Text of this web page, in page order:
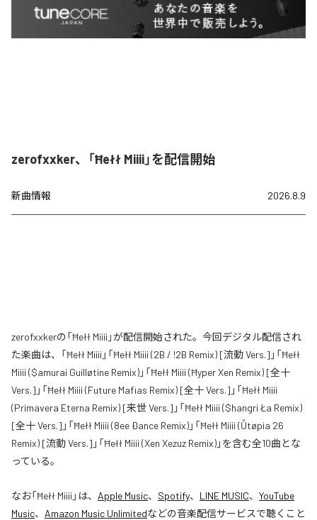
zerofxxker、「Ħełł Miiii」を配信開始
新曲情報 2026.8.9
zerofxxkerの「Ħełł Miiii」が配信開始された。今回デジタル配信され
た楽曲は、「Ħełł Miiii」「Ħełł Miiii (2B / !2B Remix) [流動 Vers.]」「Ħełł
Miiii ($amurai Guilløtine Remix)」「Ħełł Miiii (Ħyper Xen Remix) [全十
Vers.]」「Ħełł Miiii (Future Mafias Remix) [全十 Vers.]」「Ħełł Miiii
(Primavera Eterna Remix) [来世 Vers.]」「Ħełł Miiii ($hangri Ła Remix)
[全十 Vers.]」「Ħełł Miiii (8ee Ðance Remix)」「Ħełł Miiii (Ůtøpia 26
Remix) [流動 Vers.]」「Ħełł Miiii (Xen Xezuz Remix)」を含む全10曲とな
っている。
なお「Ħełł Miiii 」は、 Apple Music、 Spotify、 LINE MUSIC、 YouTube
Music、 Amazon Music Unlimitedなどの音楽配信サービスで聴くこと